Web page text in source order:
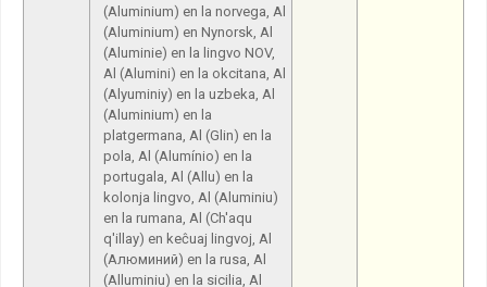
(Aluminium) en la norvega, Al
(Aluminium) en Nynorsk, Al
(Aluminie) en la lingvo NOV,
Al (Alumini) en la okcitana, Al
(Alyuminiy) en la uzbeka, Al
(Aluminium) en la
platgermana, Al (Glin) en la
pola, Al (Alumínio) en la
portugala, Al (Allu) en la
kolonja lingvo, Al (Aluminiu)
en la rumana, Al (Ch'aqu
q'illay) en keĉuaj lingvoj, Al
(Алюминий) en la rusa, Al
(Alluminiu) en la sicilia, Al